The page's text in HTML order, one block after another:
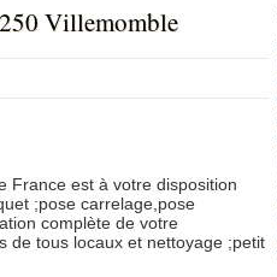
Villemomble
France est à votre disposition
;pose carrelage,pose
complète de votre
de tous locaux et nettoyage ;petit